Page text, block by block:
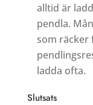
alltid är
pendla.
som räcker
ladda ofta.
Slutsats